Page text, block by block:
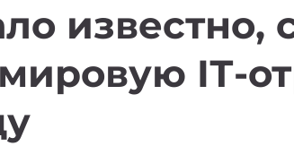
известно,
IТ-